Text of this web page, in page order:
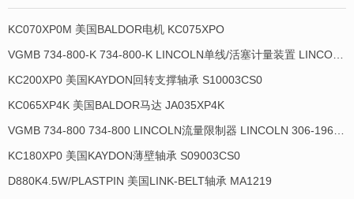
KC070XP0M 美国BALDOR电机 KC075XPO
KC200XP0 美国KAYDON回转支撑轴承 S10003CS0
KC065XP4K 美国BALDOR马达 JA035XP4K
KC180XP0 美国KAYDON薄壁轴承 S09003CS0
D880K4.5W/PLASTPIN 美国LINK-BELT轴承 MA1219